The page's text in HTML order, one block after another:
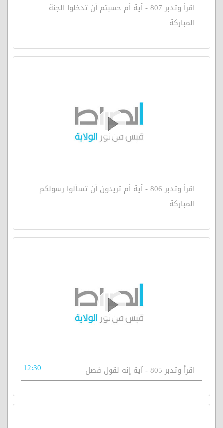
اقرأ وتدبر 807 - آية أم حسبتم أن تدخلوا الجنة
المباركة
اقرأ وتدبر 806 - آية أم تريدون أن تسألوا رسولكم
المباركة
اقرأ وتدبر 805 - آية إنه لقول فصل 12:30